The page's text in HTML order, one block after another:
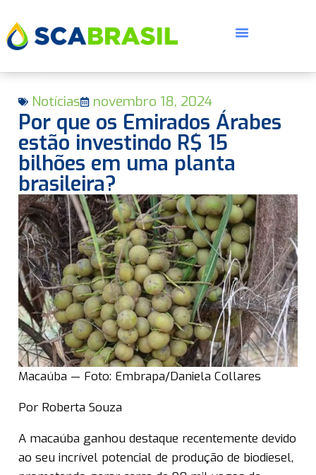
Notícias novembro 18, 2024
Por que os Emirados Árabes
estão investindo R$ 15
bilhões em uma planta
brasileira?
Macaúba — Foto: Embrapa/Daniela Collares
Por Roberta Souza
A macaúba ganhou destaque recentemente devido
ao seu incrível potencial de produção de biodiesel,